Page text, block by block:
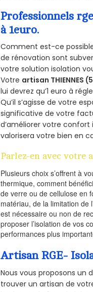
Professionnels
à 1euro.
Comment est-ce
de rénovation sont
votre solution isolation
Votre artisan THIENNES
lui devrez qu’1 euro à
Qu’il s’agisse de votre
significative de votre
d’améliorer votre
valorisera votre bien en
Parlez-en avec votre
Plusieurs choix s’offrent à
thermique, comment
de verre ou de cellulose en
matériau, de la limitation de
est nécessaire ou non de
proposer l’isolation de vos
performances plus
Artisan RGE-
Nous vous proposons un
trouver un artisan de